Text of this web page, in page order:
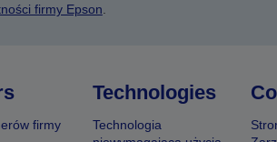
firmy Epson
firmy
Technologies
Technologia